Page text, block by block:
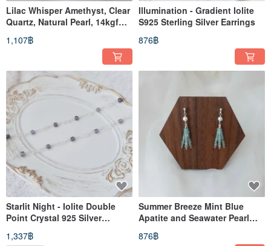
Lilac Whisper Amethyst, Clear
Quartz, Natural Pearl, 14kgf
Bracelet
1,107฿
Illumination - Gradient Iolite
S925 Sterling Silver Earrings
876฿
Starlit Night - Iolite Double
Point Crystal 925 Silver
Choker Necklace
1,337฿
Summer Breeze Mint Blue
Apatite and Seawater Pearl
925 Sterling Silver Earring
876฿